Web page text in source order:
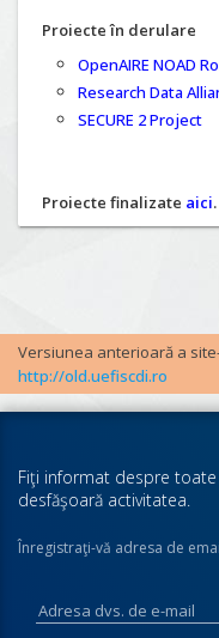
Proiecte în derulare
OpenAIRE NOAD
Research Data
SECURE 2 Project
Proiecte finalizate aici.
Versiunea anterioară a
http://old.uefiscdi.ro
Fiţi informat despre toate
desfăşoară activitatea.
Înregistraţi-vă adresa de